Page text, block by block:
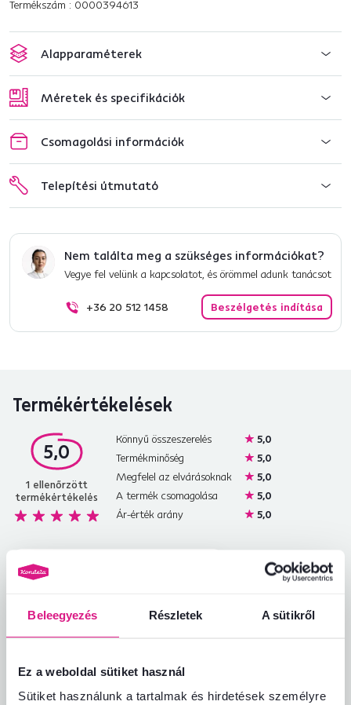
Beleegyezés Részletek A sütikről
Ez a weboldal sütiket használ
Sütiket használunk a tartalmak és hirdetések személyre
Termékszám : 0000394613
Alapparaméterek
Méretek és specifikációk
Csomagolási információk
Telepítési útmutató
Nem találta meg a szükséges információkat?
Vegye fel velünk a kapcsolatot, és örömmel adunk tanácsot
+36 20 512 1458 Beszélgetés indítása
Termékértékelések
5,0
1 ellenőrzött
termékértékelés
Könnyű összeszerelés
5,0
Termékminőség
5,0
Megfelel az elvárásoknak
5,0
A termék csomagolása
5,0
Ár-érték arány
5,0
M
kivitelben.
megjelenítése (szlovák)